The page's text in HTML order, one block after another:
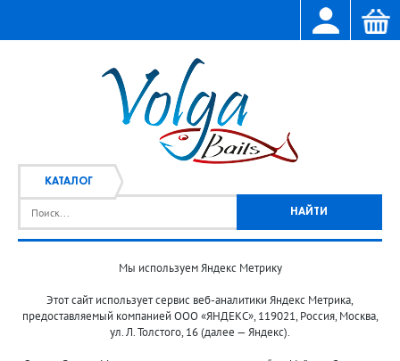
КАТАЛОГ
Мы используем Яндекс Метрику
Этот сайт использует сервис веб-аналитики Яндекс Метрика,
предоставляемый компанией ООО «ЯНДЕКС», 119021, Россия, Москва,
ул. Л. Толстого, 16 (далее — Яндекс).